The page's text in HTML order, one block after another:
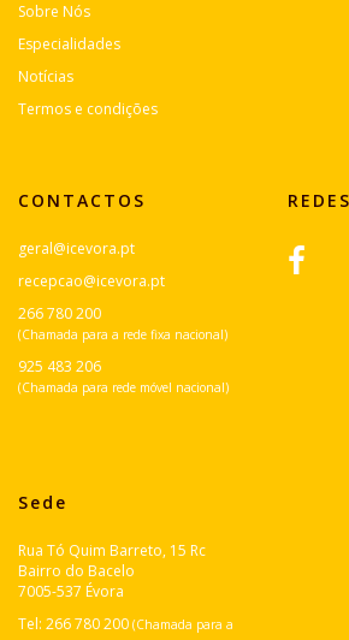
Sobre Nós
Especialidades
Notícias
Termos e condições
CONTACTOS
geral@icevora.pt
recepcao@icevora.pt
266 780 200
(Chamada para a rede fixa nacional)
925 483 206
(Chamada para rede móvel nacional)
Sede
Rua Tó Quim Barreto, 15 Rc
Bairro do Bacelo
7005-537 Évora
Tel: 266 780 200 (Chamada para a